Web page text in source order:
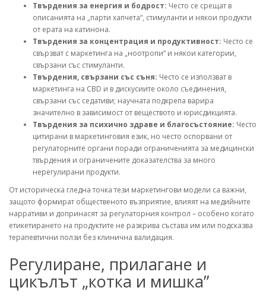
Твърдения за енергия и бодрост: Често се срещат в
описанията на „парти хапчета“, стимуланти и някои продукти
от ерата на катинона.
Твърдения за концентрация и продуктивност: Често се
свързват с маркетинга на „ноотропи“ и някои категории,
свързани със стимуланти.
Твърдения, свързани със съня: Често се използват в
маркетинга на CBD и в дискусиите около съединения,
свързани със седативи; научната подкрепа варира
значително в зависимост от веществото и юрисдикцията.
Твърдения за психично здраве и благосъстояние: Често
цитирани в маркетинговия език, но често оспорвани от
регулаторните органи поради ограниченията за медицински
твърдения и ограничените доказателства за много
нерегулирани продукти.
От историческа гледна точка тези маркетингови модели са важни,
защото формират общественото възприятие, влияят на медийните
нарративи и допринасят за регулаторния контрол – особено когато
етикетирането на продуктите не разкрива състава им или подсказва
терапевтични ползи без клинична валидация.
Регулиране, прилагане и
цикълът „котка и мишка”